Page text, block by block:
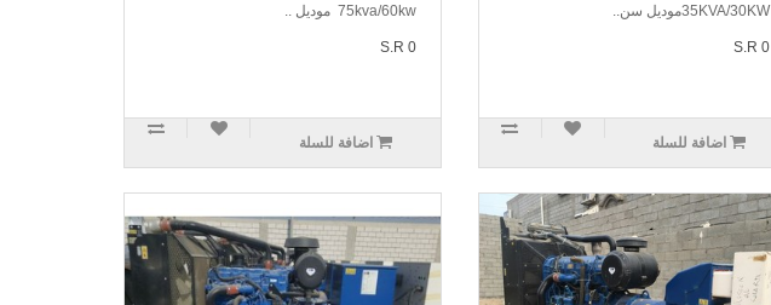
35KVA/30KWموديل سن..
S.R 0
اضافة للسلة
75kva/60kw موديل ..
S.R 0
اضافة للسلة